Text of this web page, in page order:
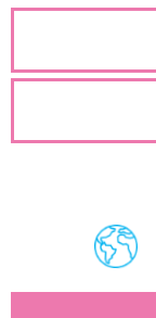
Навигация
записям